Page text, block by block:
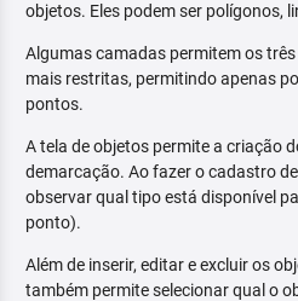
objetos. Eles podem ser polígonos,
Algumas camadas permitem os
mais restritas, permitindo apenas
pontos.
A tela de objetos permite a criação
demarcação. Ao fazer o cadastro
observar qual tipo está disponível
ponto).
Além de inserir, editar e excluir os
também permite selecionar qual o